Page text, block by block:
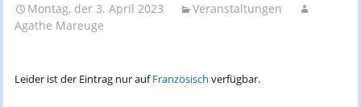
Montag, der 3. April 2023
Veranstaltungen
Agathe Mareuge
Leider ist der Eintrag nur aufFranzösisch verfügbar.